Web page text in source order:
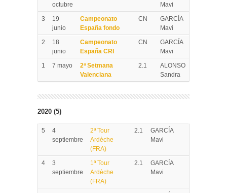
octubre
Mavi
3
19
junio
Campeonato
España fondo
CN
GARCÍA
Mavi
2
18
junio
Campeonato
España CRI
CN
GARCÍA
Mavi
1
7 mayo
2ª Setmana
Valenciana
2.1
ALONSO
Sandra
2020 (5)
5
4
septiembre
2ª Tour
Ardèche
(FRA)
2.1
GARCÍA
Mavi
4
3
septiembre
1ª Tour
Ardèche
(FRA)
2.1
GARCÍA
Mavi